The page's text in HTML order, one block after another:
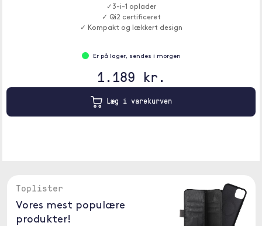
✓3-i-1 oplader
✓ Qi2 certificeret
✓ Kompakt og lækkert design
Er på lager, sendes i morgen
1.189 kr.
Læg i varekurven
Toplister
Vores mest populære
produkter!